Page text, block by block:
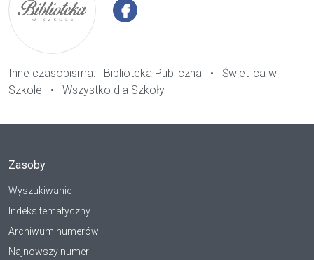
Inne czasopisma: Biblioteka Publiczna •
Świetlica w
Szkole
• Wszystko dla Szkoły
Zasoby
Wyszukiwanie
Indeks tematyczny
Archiwum numerów
Najnowszy numer